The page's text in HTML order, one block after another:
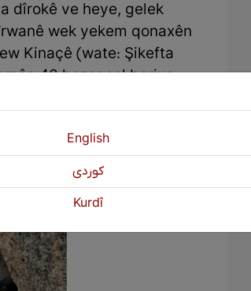
dîrokê ve heye, gelek
wek yekem qonaxên
Kinaçê (wate: Şikefta
40 hezar sal beriya
din, navçeya Berde Mar
peydakirin.
English
كوردی
Kurdî